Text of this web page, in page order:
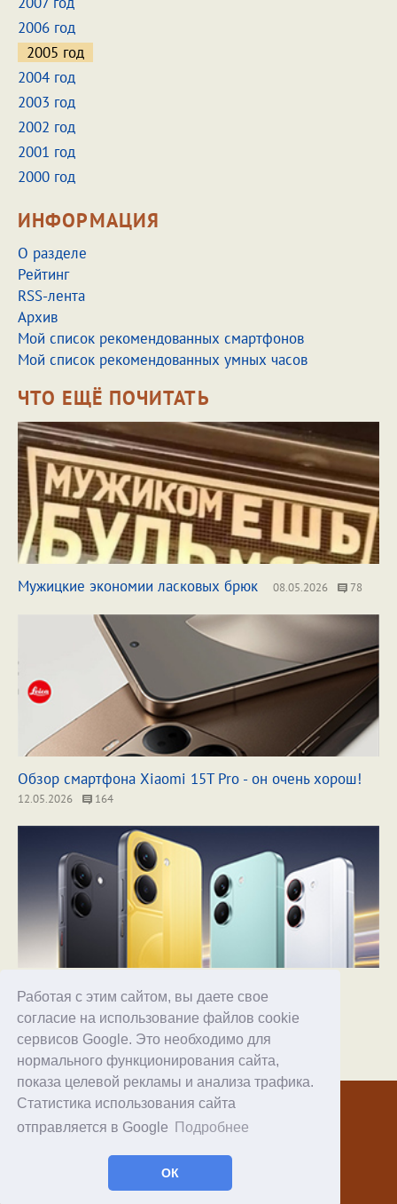
Работая с этим сайтом, вы даете свое
согласие на использование файлов cookie
сервисов Google. Это необходимо для
нормального функционирования сайта,
показа целевой рекламы и анализа трафика.
Статистика использования сайта
отправляется в Google
Подробнее
ОК
2006 год
2005 год
2004 год
2003 год
2002 год
2001 год
2000 год
ИНФОРМАЦИЯ
О разделе
Рейтинг
RSS-лента
Архив
Мой список рекомендованных смартфонов
Мой список рекомендованных умных часов
ЧТО ЕЩЁ ПОЧИТАТЬ
Мужицкие экономии ласковых брюк 08.05.2026 78
Обзор смартфона Xiaomi 15T Pro - он очень хорош!
12.05.2026 164
Обзор смартфона POCO X8 Pro 30.06.2026
Хостинг
© 1998–2026 Alex Exler
Facebook
RSS статей